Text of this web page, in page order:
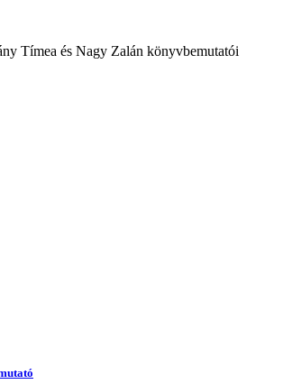
Tímea és Nagy Zalán könyvbemutatói